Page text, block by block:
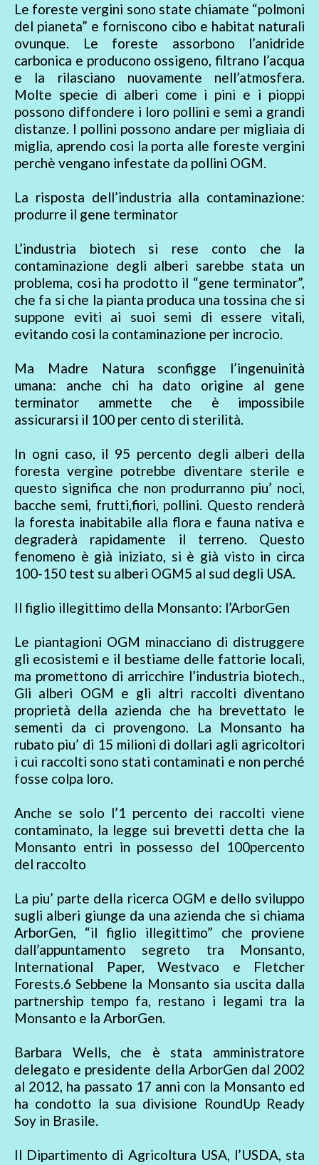
Le foreste vergini sono state chiamate “polmoni
del pianeta” e forniscono cibo e habitat naturali
ovunque. Le foreste assorbono l’anidride
carbonica e producono ossigeno, filtrano l’acqua
e la rilasciano nuovamente nell’atmosfera.
Molte specie di alberi come i pini e i pioppi
possono diffondere i loro pollini e semi a grandi
distanze. I pollini possono andare per migliaia di
miglia, aprendo cosi la porta alle foreste vergini
perchè vengano infestate da pollini OGM.
La risposta dell’industria alla contaminazione:
produrre il gene terminator
L’industria biotech si rese conto che la
contaminazione degli alberi sarebbe stata un
problema, cosi ha prodotto il “gene terminator”,
che fa si che la pianta produca una tossina che si
suppone eviti ai suoi semi di essere vitali,
evitando cosi la contaminazione per incrocio.
Ma Madre Natura sconfigge l’ingenuinità
umana: anche chi ha dato origine al gene
terminator ammette che è impossibile
assicurarsi il 100 per cento di sterilità.
In ogni caso, il 95 percento degli alberi della
foresta vergine potrebbe diventare sterile e
questo significa che non produrranno piu’ noci,
bacche semi, frutti,fiori, pollini. Questo renderà
la foresta inabitabile alla flora e fauna nativa e
degraderà rapidamente il terreno. Questo
fenomeno è già iniziato, si è già visto in circa
100-150 test su alberi OGM5 al sud degli USA.
Il figlio illegittimo della Monsanto: l’ArborGen
Le piantagioni OGM minacciano di distruggere
gli ecosistemi e il bestiame delle fattorie locali,
ma promettono di arricchire l’industria biotech.,
Gli alberi OGM e gli altri raccolti diventano
proprietà della azienda che ha brevettato le
sementi da ci provengono. La Monsanto ha
rubato piu’ di 15 milioni di dollari agli agricoltori
i cui raccolti sono stati contaminati e non perché
fosse colpa loro.
Anche se solo l’1 percento dei raccolti viene
contaminato, la legge sui brevetti detta che la
Monsanto entri in possesso del 100percento
del raccolto
La piu’ parte della ricerca OGM e dello sviluppo
sugli alberi giunge da una azienda che si chiama
ArborGen, “il figlio illegittimo” che proviene
dall’appuntamento segreto tra Monsanto,
International Paper, Westvaco e Fletcher
Forests.6 Sebbene la Monsanto sia uscita dalla
partnership tempo fa, restano i legami tra la
Monsanto e la ArborGen.
Barbara Wells, che è stata amministratore
delegato e presidente della ArborGen dal 2002
al 2012, ha passato 17 anni con la Monsanto ed
ha condotto la sua divisione RoundUp Ready
Soy in Brasile.
Il Dipartimento di Agricoltura USA, l’USDA, sta